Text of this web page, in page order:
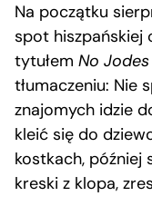
Na początku
spot hiszpańskiej
tytułem No
tłumaczeniu: Nie
znajomych idzie
kleić się do
kostkach, później
kreski z klopa,